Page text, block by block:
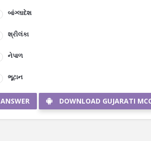
બાંગ્લાદેશ
શ્રીલંકા
નેપાળ
ભૂટાન
ANSWER DOWNLOAD GUJARATI